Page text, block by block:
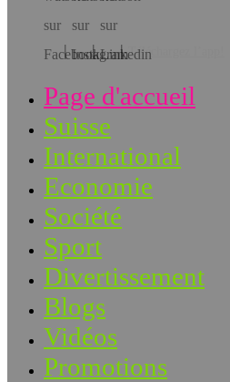
Téléchargez l’app!
Page d'accueil
Suisse
International
Economie
Société
Sport
Divertissement
Blogs
Vidéos
Promotions